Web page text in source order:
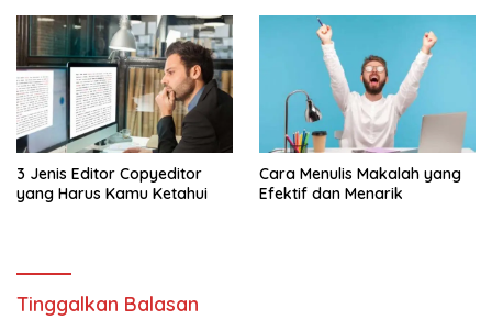
3 Jenis Editor Copyeditor
yang Harus Kamu Ketahui
Cara Menulis Makalah yang
Efektif dan Menarik
Tinggalkan Balasan